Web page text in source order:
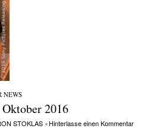
/NEWS
2016
STOKLAS • Hinterlasse einen Kommentar